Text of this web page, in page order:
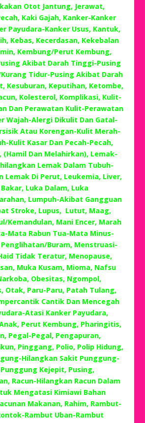
Otot Jantung, Jerawat,
Kaki Gajah, Kanker-Kanker
Payudara-Kanker Usus, Kantuk,
Kebas, Kecerdasan, Kekebalan
Kembung/Perut Kembung,
Akibat Darah Tinggi-Pusing
Tidur-Pusing Akibat Darah
Kesuburan, Keputihan, Ketombe,
Kolesterol, Komplikasi, Kulit-
Dan Perawatan Kulit-Perawatan
Wajah-Alergi Dikulit Dan Gatal-
Atau Korengan-Kulit Merah-
Kulit Kasar Dan Pecah-Pecah,
(Hamil Dan Melahirkan), Lemak-
Lemak Dalam Tubuh-
Lemak Di Perut, Leukemia, Liver,
Luka Dalam, Luka
Lumpuh-Akibat Gangguan
Stroke, Lupus, Lutut, Maag,
Kemandulan, Mani Encer, Marah
Mata Rabun Tua-Mata Minus-
Buram, Menstruasi-
Tidak Teratur, Menopause,
Muka Kusam, Mioma, Nafsu
Obesitas, Ngompol,
Otak, Paru-Paru, Patah Tulang,
Cantik Dan Mencegah
Atasi Kanker Payudara,
Perut Kembung, Pharingitis,
Pegal-Pegal, Pengapuran,
Pinggang, Polio, Polip Hidung,
Hilangkan Sakit Punggung-
Kejepit, Pusing,
Racun-Hilangkan Racun Dalam
Mengatasi Kimiawi Bahan
Makanan, Rahim, Rambut-
Rambut Uban-Rambut